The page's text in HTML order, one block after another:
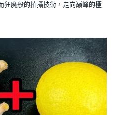
狂魔般的拍攝技術，走向巔峰的極